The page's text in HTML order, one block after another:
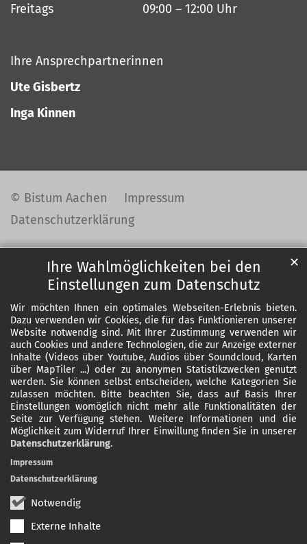
Ihre Wahlmöglichkeiten bei den
Einstellungen zum Datenschutz
Wir möchten Ihnen ein optimales Webseiten-Erlebnis bieten.
Dazu verwenden wir Cookies, die für das Funktionieren unserer
Website notwendig sind. Mit Ihrer Zustimmung verwenden wir
auch Cookies und andere Technologien, die zur Anzeige externer
Inhalte (Videos über Youtube, Audios über Soundcloud, Karten
über MapTiler ...) oder zu anonymen Statistikzwecken genutzt
werden. Sie können selbst entscheiden, welche Kategorien Sie
zulassen möchten. Bitte beachten Sie, dass auf Basis Ihrer
Einstellungen womöglich nicht mehr alle Funktionalitäten der
Seite zur Verfügung stehen. Weitere Informationen und die
Möglichkeit zum Widerruf Ihrer Einwillung finden Sie in unserer
Datenschutzerklärung.
Notwendig
Externe Inhalte
✕
Impressum
Datenschutzerklärung
Freitags 09:00 – 12:00 Uhr
Ihre Ansprechpartnerinnen
Ute Gisbertz
Inga Kinnen
© Bistum Aachen
Impressum
Datenschutzerklärung